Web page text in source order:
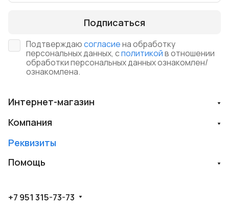
Подписаться
Подтверждаюсогласиена обработку
персональных данных, сполитикойв отношении
обработки персональных данных ознакомлен/
ознакомлена.
Интернет-магазин
Компания
Реквизиты
Помощь
+7 951 315-73-73